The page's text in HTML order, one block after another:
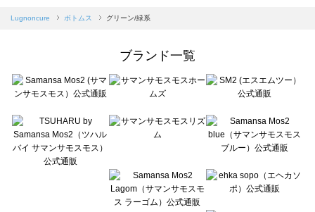
Samansa Mos2 blue（サマンサモスモス ブルー）のボトムス一覧
sō4ū（ソウフォーユー）のボトムス一覧
Te chichi（テチチ）のボトムス一覧
Te chichi CLASSIC（テチチ クラシック）のボトムス一覧
Lugnoncure（ルノンキュール）のボトムス一覧
BETTY'S BLUE（べティーズブルー）のボトムス一覧
Wpc.（ワールドパーティー）のボトムス一覧
Lugnoncure ボトムス グリーン/緑系
ブランド一覧